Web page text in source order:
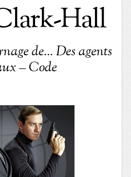
Hall
de… Des agents
– Code